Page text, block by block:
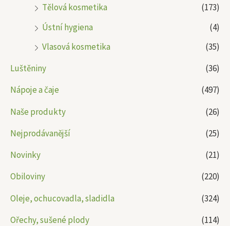
Tělová kosmetika
(173)
Ústní hygiena
(4)
Vlasová kosmetika
(35)
Luštěniny
(36)
Nápoje a čaje
(497)
Naše produkty
(26)
Nejprodávanější
(25)
Novinky
(21)
Obiloviny
(220)
Oleje, ochucovadla, sladidla
(324)
Ořechy, sušené plody
(114)